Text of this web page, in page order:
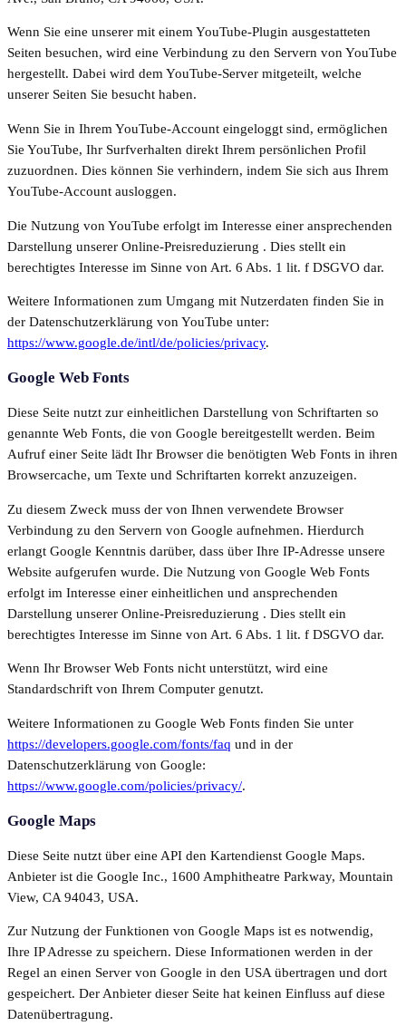
Wenn Sie eine unserer mit einem YouTube-Plugin ausgestatteten
Seiten besuchen, wird eine Verbindung zu den Servern von YouTube
hergestellt. Dabei wird dem YouTube-Server mitgeteilt, welche
unserer Seiten Sie besucht haben.
Wenn Sie in Ihrem YouTube-Account eingeloggt sind, ermöglichen
Sie YouTube, Ihr Surfverhalten direkt Ihrem persönlichen Profil
zuzuordnen. Dies können Sie verhindern, indem Sie sich aus Ihrem
YouTube-Account ausloggen.
Die Nutzung von YouTube erfolgt im Interesse einer ansprechenden
Darstellung unserer Online-Preisreduzierung . Dies stellt ein
berechtigtes Interesse im Sinne von Art. 6 Abs. 1 lit. f DSGVO dar.
Weitere Informationen zum Umgang mit Nutzerdaten finden Sie in
der Datenschutzerklärung von YouTube unter:
https://www.google.de/intl/de/policies/privacy.
Google Web Fonts
Diese Seite nutzt zur einheitlichen Darstellung von Schriftarten so
genannte Web Fonts, die von Google bereitgestellt werden. Beim
Aufruf einer Seite lädt Ihr Browser die benötigten Web Fonts in ihren
Browsercache, um Texte und Schriftarten korrekt anzuzeigen.
Zu diesem Zweck muss der von Ihnen verwendete Browser
Verbindung zu den Servern von Google aufnehmen. Hierdurch
erlangt Google Kenntnis darüber, dass über Ihre IP-Adresse unsere
Website aufgerufen wurde. Die Nutzung von Google Web Fonts
erfolgt im Interesse einer einheitlichen und ansprechenden
Darstellung unserer Online-Preisreduzierung . Dies stellt ein
berechtigtes Interesse im Sinne von Art. 6 Abs. 1 lit. f DSGVO dar.
Wenn Ihr Browser Web Fonts nicht unterstützt, wird eine
Standardschrift von Ihrem Computer genutzt.
Weitere Informationen zu Google Web Fonts finden Sie unter
https://developers.google.com/fonts/faq und in der
Datenschutzerklärung von Google:
https://www.google.com/policies/privacy/.
Google Maps
Diese Seite nutzt über eine API den Kartendienst Google Maps.
Anbieter ist die Google Inc., 1600 Amphitheatre Parkway, Mountain
View, CA 94043, USA.
Zur Nutzung der Funktionen von Google Maps ist es notwendig,
Ihre IP Adresse zu speichern. Diese Informationen werden in der
Regel an einen Server von Google in den USA übertragen und dort
gespeichert. Der Anbieter dieser Seite hat keinen Einfluss auf diese
Datenübertragung.